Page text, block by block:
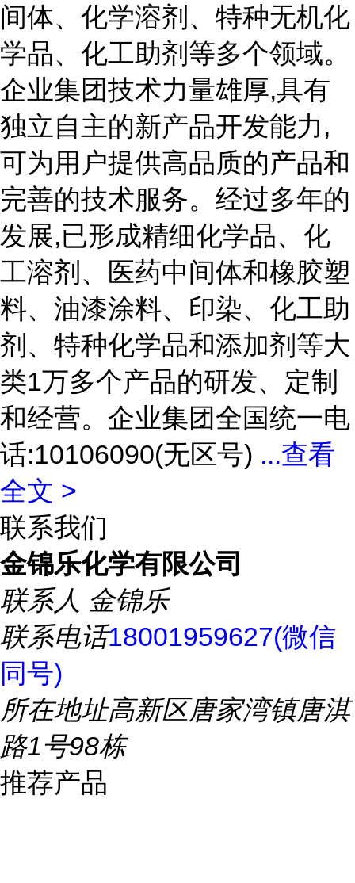
间体、化学溶剂、特种无机化
学品、化工助剂等多个领域。
企业集团技术力量雄厚,具有
独立自主的新产品开发能力,
可为用户提供高品质的产品和
完善的技术服务。经过多年的
发展,已形成精细化学品、化
工溶剂、医药中间体和橡胶塑
料、油漆涂料、印染、化工助
剂、特种化学品和添加剂等大
类1万多个产品的研发、定制
和经营。企业集团全国统一电
话:10106090(无区号) ...查看
全文 >
联系我们
金锦乐化学有限公司
联系人 金锦乐
联系电话18001959627(微信
同号)
所在地址高新区唐家湾镇唐淇
路1号98栋
推荐产品